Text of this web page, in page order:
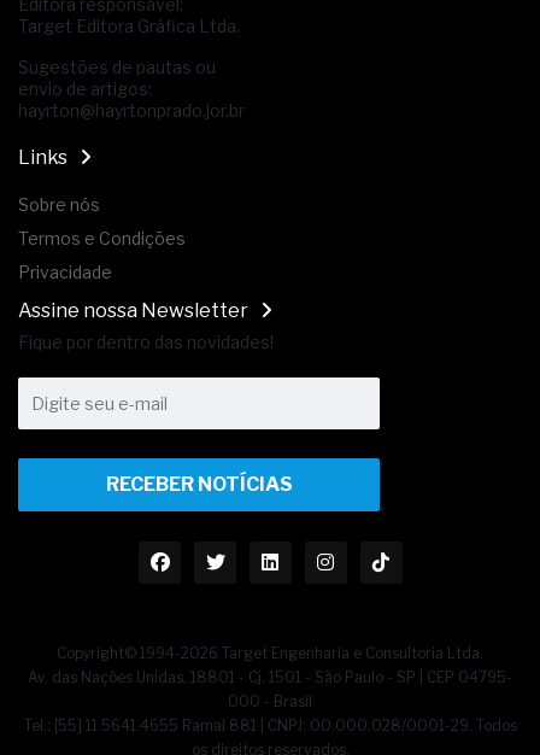
Editora responsável:
Target Editora Gráfica Ltda.
Sugestões de pautas ou
envio de artigos:
hayrton@hayrtonprado.jor.br
Links
Sobre nós
Termos e Condições
Privacidade
Assine nossa Newsletter
Fique por dentro das novidades!
RECEBER NOTÍCIAS
Copyright© 1994-2026 Target Engenharia e Consultoria Ltda.
Av. das Nações Unidas, 18801 - Cj. 1501 - São Paulo - SP | CEP 04795-
000 - Brasil
Tel.: [55] 11 5641.4655 Ramal 881 | CNPJ: 00.000.028/0001-29. Todos
os direitos reservados.